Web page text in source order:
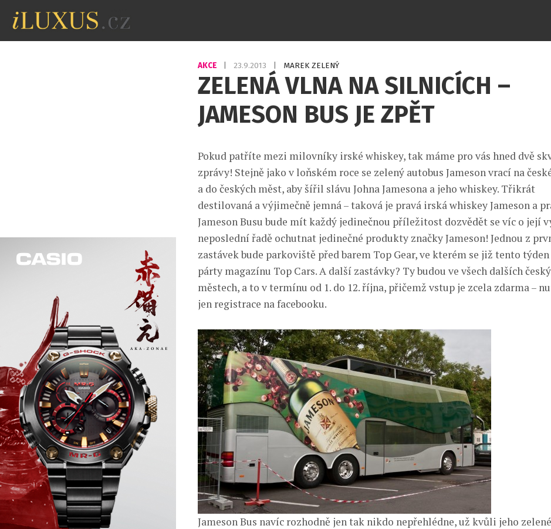
AKCE 23.9.2013 MAREK ZELENÝ
ZELENÁ VLNA NA SILNICÍCH –
JAMESON BUS JE ZPĚT
Pokud patříte mezi milovníky irské whiskey, tak máme pro vás hned dvě
zprávy! Stejně jako v loňském roce se zelený autobus Jameson vrací na
a do českých měst, aby šířil slávu Johna Jamesona a jeho whiskey. Třikrát
destilovaná a výjimečně jemná – taková je pravá irská whiskey Jameson a
Jameson Busu bude mít každý jedinečnou příležitost dozvědět se víc o její
neposlední řadě ochutnat jedinečné produkty značky Jameson! Jednou z
zastávek bude parkoviště před barem Top Gear, ve kterém se již tento týden
párty magazínu Top Cars. A další zastávky? Ty budou ve všech dalších
městech, a to v termínu od 1. do 12. října, přičemž vstup je zcela zdarma –
jen registrace na facebooku.
Jameson Bus navíc rozhodně jen tak nikdo nepřehlédne, už kvůli jeho